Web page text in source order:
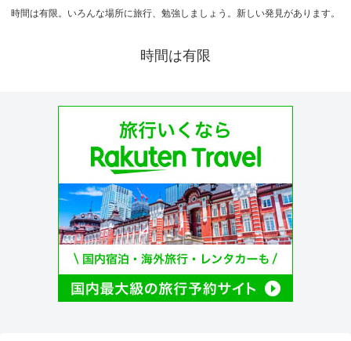
時間は有限。いろんな場所に旅行、勉強しましょう。新しい発見があります。
時間は有限